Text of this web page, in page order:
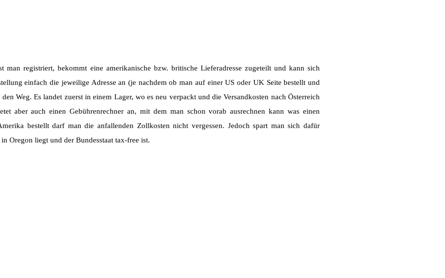
registriert, bekommt eine amerikanische bzw. britische Lieferadresse zugeteilt und kann sich
einfach die jeweilige Adresse an (je nachdem ob man auf einer US oder UK Seite bestellt und
Weg. Es landet zuerst in einem Lager, wo es neu verpackt und die Versandkosten nach Österreich
aber auch einen Gebührenrechner an, mit dem man schon vorab ausrechnen kann was einen
bestellt darf man die anfallenden Zollkosten nicht vergessen. Jedoch spart man sich dafür
Oregon liegt und der Bundesstaat tax-free ist.